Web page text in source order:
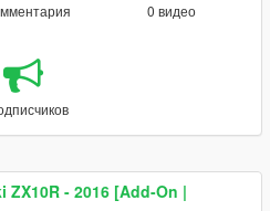
0 видео
ZX10R - 2016 [Add-On |